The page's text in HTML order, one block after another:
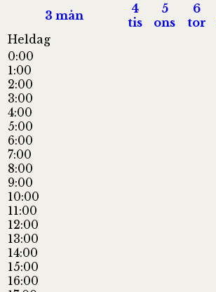
3 mån
4
tis
5
ons
6
tor
Heldag
0:00
1:00
2:00
3:00
4:00
5:00
6:00
7:00
8:00
9:00
10:00
11:00
12:00
13:00
14:00
15:00
16:00